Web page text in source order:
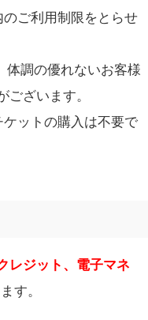
ご利用制限をとらせ
体調の優れないお客様
ざいます。
ットの購入は不要で
レジット、電子マネ
す。